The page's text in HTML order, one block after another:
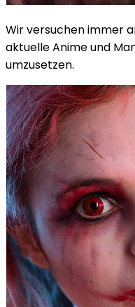
Wir versuchen immer
aktuelle Anime und
umzusetzen.